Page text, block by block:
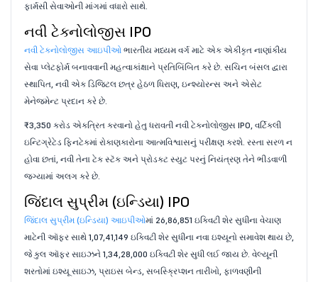
ફાર્મસી સેવાઓની માંગમાં વધારો સાથે.
નવી ટેક્નોલોજીસ IPO
નવી ટેક્નોલોજીસ આઇપીઓ ભારતીય મધ્યમ વર્ગ માટે એક એકીકૃત નાણાંકીય
સેવા પ્લેટફોર્મ બનાવવાની મહત્વાકાંક્ષાને પ્રતિબિંબિત કરે છે. સચિન બંસલ દ્વારા
સ્થાપિત, નવી એક ડિજિટલ છત્ર હેઠળ ધિરાણ, ઇન્શ્યોરન્સ અને એસેટ
મેનેજમેન્ટ પ્રદાન કરે છે.
₹3,350 કરોડ એકત્રિત કરવાનો હેતુ ધરાવતી નવી ટેક્નોલોજીસ IPO, વર્ટિકલી
ઇન્ટિગ્રેટેડ ફિનટેકમાં રોકાણકારોના આત્મવિશ્વાસનું પરીક્ષણ કરશે. રસ્તા સરળ ન
હોવા છતાં, નવી તેના ટેક સ્ટૅક અને પ્રોડક્ટ સ્યુટ પરનું નિયંત્રણ તેને ભીડવાળી
જગ્યામાં અલગ કરે છે.
જિંદાલ સુપ્રીમ (ઇન્ડિયા) IPO
જિંદાલ સુપ્રીમ (ઇન્ડિયા) આઇપીઓમાં 26,86,851 ઇક્વિટી શેર સુધીના વેચાણ
માટેની ઑફર સાથે 1,07,41,149 ઇક્વિટી શેર સુધીના નવા ઇશ્યૂનો સમાવેશ થાય છે,
જે કુલ ઑફર સાઇઝને 1,34,28,000 ઇક્વિટી શેર સુધી લઈ જાય છે. વેલ્યૂની
શરતોમાં ઇશ્યૂ સાઇઝ, પ્રાઇસ બેન્ડ, સબસ્ક્રિપ્શન તારીખો, ફાળવણીની